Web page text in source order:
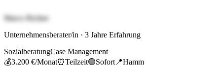
Marco Richter
Unternehmensberater/in · 3 Jahre Erfahrung
SozialberatungCase Management
💰3.200 €/Monat⏰Teilzeit🟢Sofort 📍Hamm